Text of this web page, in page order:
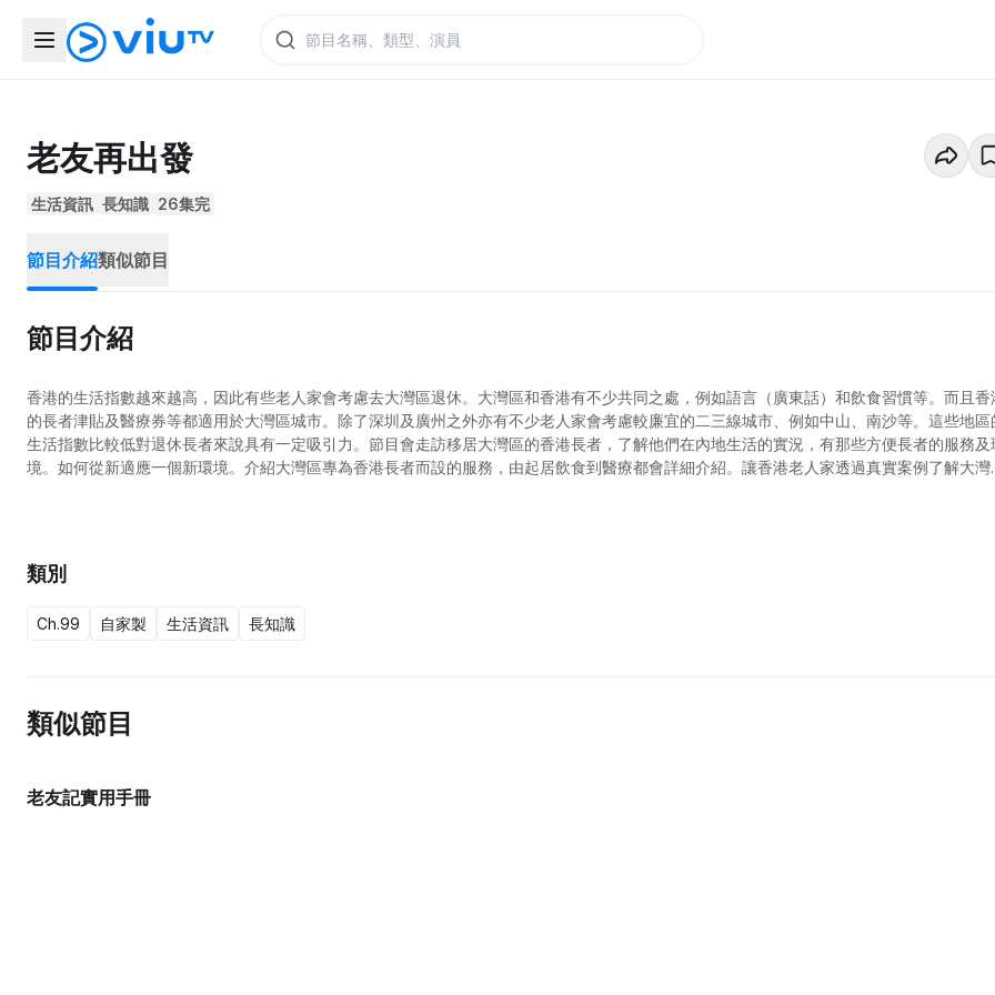
老友再出發
生活資訊 長知識 26集完
節目介紹類似節目
節目介紹
香港的生活指數越來越高，因此有些老人家會考慮去大灣區退休。大灣區和香港有不少共同之處，例如語言（廣東話）和飲食習慣等。而且香
的長者津貼及醫療券等都適用於大灣區城市。除了深圳及廣州之外亦有不少老人家會考慮較廉宜的二三線城市、例如中山、南沙等。這些地區
生活指數比較低對退休長者來說具有一定吸引力。節目會走訪移居大灣區的香港長者，了解他們在內地生活的實況，有那些方便長者的服務及
境。如何從新適應一個新環境。介紹大灣區專為香港長者而設的服務，由起居飲食到醫療都會詳細介紹。讓香港老人家透過真實案例了解大灣
類別
Ch.99 自家製 生活資訊 長知識
類似節目
老友記實用手冊